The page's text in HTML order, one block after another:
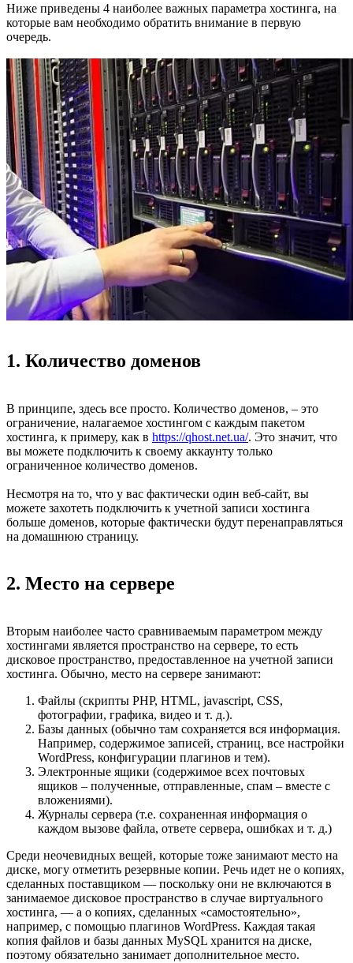
Ниже приведены 4 наиболее важных параметра хостинга, на
которые вам необходимо обратить внимание в первую
очередь.
1. Количество доменов
В принципе, здесь все просто. Количество доменов, – это
ограничение, налагаемое хостингом с каждым пакетом
хостинга, к примеру, как в https://qhost.net.ua/. Это значит, что
вы можете подключить к своему аккаунту только
ограниченное количество доменов.
Несмотря на то, что у вас фактически один веб-сайт, вы
можете захотеть подключить к учетной записи хостинга
больше доменов, которые фактически будут перенаправляться
на домашнюю страницу.
2. Место на сервере
Вторым наиболее часто сравниваемым параметром между
хостингами является пространство на сервере, то есть
дисковое пространство, предоставленное на учетной записи
хостинга. Обычно, место на сервере занимают:
Файлы (скрипты PHP, HTML, javascript, CSS,
фотографии, графика, видео и т. д.).
Базы данных (обычно там сохраняется вся информация.
Например, содержимое записей, страниц, все настройки
WordPress, конфигурации плагинов и тем).
Электронные ящики (содержимое всех почтовых
ящиков – полученные, отправленные, спам – вместе с
вложениями).
Журналы сервера (т.е. сохраненная информация о
каждом вызове файла, ответе сервера, ошибках и т. д.)
Среди неочевидных вещей, которые тоже занимают место на
диске, могу отметить резервные копии. Речь идет не о копиях,
сделанных поставщиком — поскольку они не включаются в
занимаемое дисковое пространство в случае виртуального
хостинга, — а о копиях, сделанных «самостоятельно»,
например, с помощью плагинов WordPress. Каждая такая
копия файлов и базы данных MySQL хранится на диске,
поэтому обязательно занимает дополнительное место.